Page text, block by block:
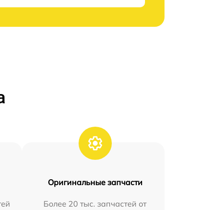
Оригинальные запчасти
Более 20 тыс. запчастей от